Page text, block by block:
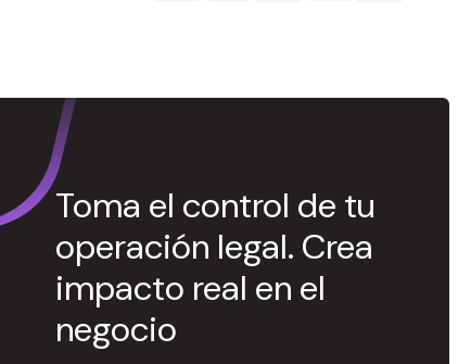
Toma el control de tu
operación legal. Crea
impacto real en el
negocio